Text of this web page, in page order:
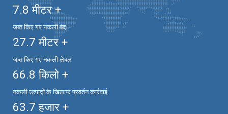
7.8 मीटर +
जब्त किए गए नकली बंद
27.7 मीटर +
जब्त किए गए नकली लेबल
66.8 किलो +
नकली उत्पादों के खिलाफ प्रवर्तन कार्रवाई
63.7 हजार +